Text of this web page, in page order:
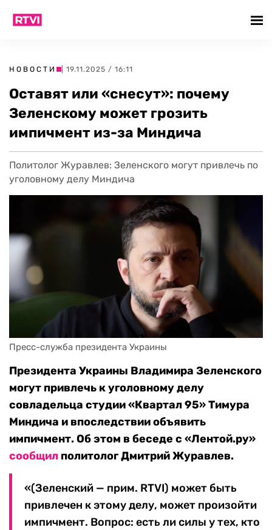
НОВОСТИ | 19.11.2025 / 16:11
Оставят или «снесут»: почему
Зеленскому может грозить
импичмент из-за Миндича
Политолог Журавлев: Зеленского могут привлечь по
уголовному делу Миндича
Пресс-служба президента Украины
Президента Украины Владимира Зеленского
могут привлечь к уголовному делу
совладельца студии «Квартал 95» Тимура
Миндича и впоследствии объявить
импичмент. Об этом в беседе с «Лентой.ру»
сообщил политолог Дмитрий Журавлев.
«(Зеленский — прим. RTVI) может быть
привлечен к этому делу, может произойти
импичмент. Вопрос: есть ли силы у тех, кто